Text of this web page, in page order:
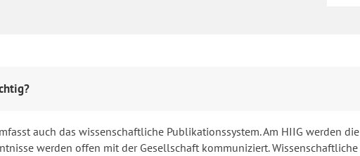
auch das wissenschaftliche Publikationssystem. Am HIIG werden
werden offen mit der Gesellschaft kommuniziert.